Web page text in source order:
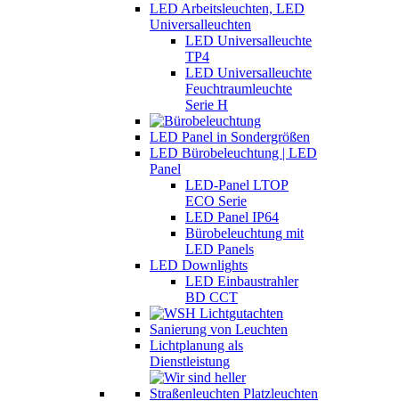
LED Arbeitsleuchten, LED
Universalleuchten
LED Universalleuchte
TP4
LED Universalleuchte
Feuchtraumleuchte
Serie H
LED Panel in Sondergrößen
LED Bürobeleuchtung | LED
Panel
LED-Panel LTOP
ECO Serie
LED Panel IP64
Bürobeleuchtung mit
LED Panels
LED Downlights
LED Einbaustrahler
BD CCT
Sanierung von Leuchten
Lichtplanung als
Dienstleistung